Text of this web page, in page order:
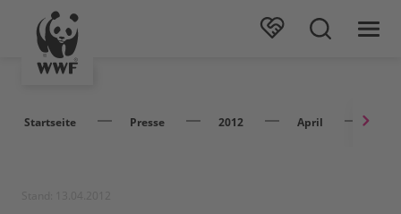
Startseite Presse 2012 April